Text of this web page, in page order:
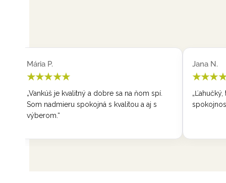
Jana N.
★★★★★
„Ľahučký, teplučký paplónik. Maximálna
spokojnosť. Odporúčam.“
Mária P.
„Ľahučké